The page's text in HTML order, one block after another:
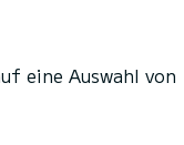
eine Auswahl von